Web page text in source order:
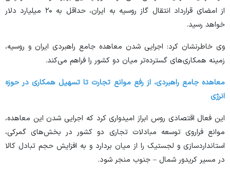
از امضای قرارداد انتقال گاز روسیه به ایران، حداقل به ۲۰ میلیارد دلار
خواهد رسید.
وی خاطرنشان کرد: اجرایی شدن معاهده جامع راهبردی ایران و روسیه،
زمینه همکاری‌های گسترده‌تر میان دو کشور را فراهم می‌کند.
معاهده جامع راهبردی، از رفع موانع تجارت تا تسهیل همکاری در حوزه
انرژی
این فعال اقتصادی روس ابراز امیدواری کرد که اجرایی شدن این معاهده،
موانع فراروی توسعه مبادلات تجاری دو کشور در بخش‌های گمرکی،
استانداردسازی و لجستیک را از میان بردارد و به افزایش حجم تبادل کالا
در مسیر کریدور شمال – جنوب منجر شود.